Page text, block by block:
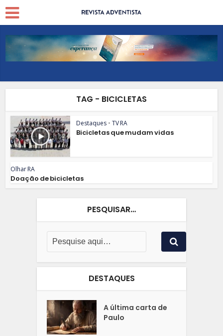
TAG - BICICLETAS
Destaques • TV RA
Bicicletas que mudam vidas
Olhar RA
Doação de bicicletas
PESQUISAR…
DESTAQUES
A última carta de
Paulo